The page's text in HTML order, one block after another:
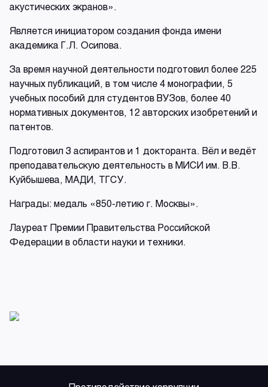
акустических экранов».
Является инициатором создания фонда имени
академика Г.Л. Осипова.
За время научной деятельности подготовил более 225
научных публикаций, в том числе 4 монографии, 5
учебных пособий для студентов ВУЗов, более 40
нормативных документов, 12 авторских изобретений и
патентов.
Подготовил 3 аспирантов и 1 докторанта. Вёл и ведёт
преподавательскую деятельность в МИСИ им. В.В.
Куйбышева, МАДИ, ТГСУ.
Награды: медаль «850-летию г. Москвы».
Лауреат Премии Правительства Российской
Федерации в области науки и техники.